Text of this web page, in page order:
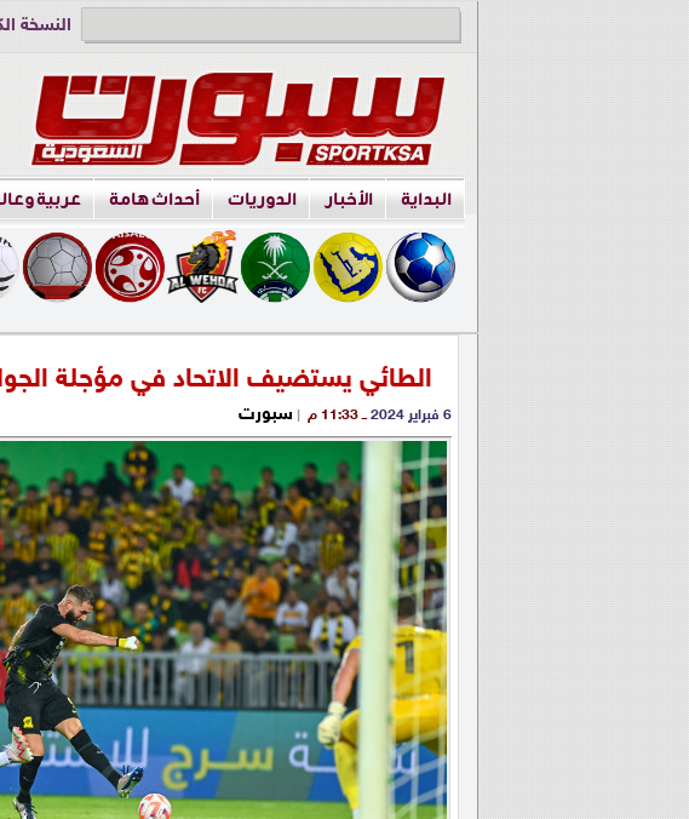
النسخة
البداية الأخبار الدوريات أحداث هامة عربية
الطائي يستضيف الاتحاد في مؤجلة الجولة 19 من دوري
6 فبراير 2024 ــ 11:33 م | سبورت